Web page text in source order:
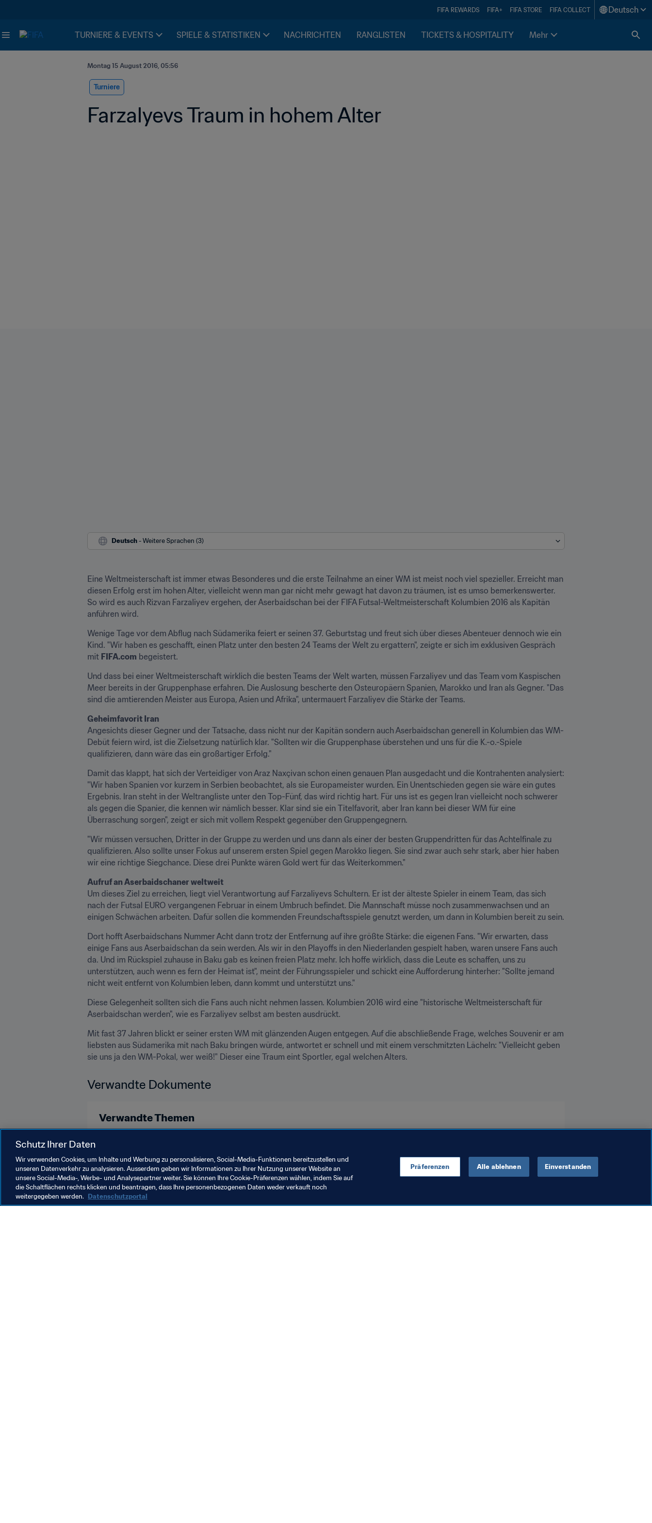
FIFA REWARDS FIFA+ FIFA STORE FIFA COLLECT Deutsch
TURNIERE & EVENTS SPIELE & STATISTIKEN NACHRICHTEN RANGLISTEN TICKETS & HOSPITALITY Mehr
Montag 15 August 2016, 05:56
Turniere
Farzalyevs Traum in hohem Alter
Deutsch - Weitere Sprachen (3)
Eine Weltmeisterschaft ist immer etwas Besonderes und die erste Teilnahme an einer WM ist meist noch viel spezieller. Erreicht man
diesen Erfolg erst im hohen Alter, vielleicht wenn man gar nicht mehr gewagt hat davon zu träumen, ist es umso bemerkenswerter.
So wird es auch Rizvan Farzaliyev ergehen, der Aserbaidschan bei der FIFA Futsal-Weltmeisterschaft Kolumbien 2016 als Kapitän
anführen wird.
Wenige Tage vor dem Abflug nach Südamerika feiert er seinen 37. Geburtstag und freut sich über dieses Abenteuer dennoch wie ein
Kind. "Wir haben es geschafft, einen Platz unter den besten 24 Teams der Welt zu ergattern", zeigte er sich im exklusiven Gespräch
mit FIFA.com begeistert.
Und dass bei einer Weltmeisterschaft wirklich die besten Teams der Welt warten, müssen Farzaliyev und das Team vom Kaspischen
Meer bereits in der Gruppenphase erfahren. Die Auslosung bescherte den Osteuropäern Spanien, Marokko und Iran als Gegner. "Das
sind die amtierenden Meister aus Europa, Asien und Afrika", untermauert Farzaliyev die Stärke der Teams.
Geheimfavorit Iran
Angesichts dieser Gegner und der Tatsache, dass nicht nur der Kapitän sondern auch Aserbaidschan generell in Kolumbien das WM-
Debüt feiern wird, ist die Zielsetzung natürlich klar. "Sollten wir die Gruppenphase überstehen und uns für die K.-o.-Spiele
qualifizieren, dann wäre das ein großartiger Erfolg."
Damit das klappt, hat sich der Verteidiger von Araz Naxçivan schon einen genauen Plan ausgedacht und die Kontrahenten analysiert:
"Wir haben Spanien vor kurzem in Serbien beobachtet, als sie Europameister wurden. Ein Unentschieden gegen sie wäre ein gutes
Ergebnis. Iran steht in der Weltrangliste unter den Top-Fünf, das wird richtig hart. Für uns ist es gegen Iran vielleicht noch schwerer
als gegen die Spanier, die kennen wir nämlich besser. Klar sind sie ein Titelfavorit, aber Iran kann bei dieser WM für eine
Überraschung sorgen", zeigt er sich mit vollem Respekt gegenüber den Gruppengegnern.
"Wir müssen versuchen, Dritter in der Gruppe zu werden und uns dann als einer der besten Gruppendritten für das Achtelfinale zu
qualifizieren. Also sollte unser Fokus auf unserem ersten Spiel gegen Marokko liegen. Sie sind zwar auch sehr stark, aber hier haben
wir eine richtige Siegchance. Diese drei Punkte wären Gold wert für das Weiterkommen."
Aufruf an Aserbaidschaner weltweit
Um dieses Ziel zu erreichen, liegt viel Verantwortung auf Farzaliyevs Schultern. Er ist der älteste Spieler in einem Team, das sich
nach der Futsal EURO vergangenen Februar in einem Umbruch befindet. Die Mannschaft müsse noch zusammenwachsen und an
einigen Schwächen arbeiten. Dafür sollen die kommenden Freundschaftsspiele genutzt werden, um dann in Kolumbien bereit zu sein.
Dort hofft Aserbaidschans Nummer Acht dann trotz der Entfernung auf ihre größte Stärke: die eigenen Fans. "Wir erwarten, dass
einige Fans aus Aserbaidschan da sein werden. Als wir in den Playoffs in den Niederlanden gespielt haben, waren unsere Fans auch
da. Und im Rückspiel zuhause in Baku gab es keinen freien Platz mehr. Ich hoffe wirklich, dass die Leute es schaffen, uns zu
unterstützen, auch wenn es fern der Heimat ist", meint der Führungsspieler und schickt eine Aufforderung hinterher: "Sollte jemand
nicht weit entfernt von Kolumbien leben, dann kommt und unterstützt uns."
Diese Gelegenheit sollten sich die Fans auch nicht nehmen lassen. Kolumbien 2016 wird eine "historische Weltmeisterschaft für
Aserbaidschan werden", wie es Farzaliyev selbst am besten ausdrückt.
Mit fast 37 Jahren blickt er seiner ersten WM mit glänzenden Augen entgegen. Auf die abschließende Frage, welches Souvenir er am
liebsten aus Südamerika mit nach Baku bringen würde, antwortet er schnell und mit einem verschmitzten Lächeln: "Vielleicht geben
sie uns ja den WM-Pokal, wer weiß!" Dieser eine Traum eint Sportler, egal welchen Alters.
Verwandte Dokumente
Verwandte Themen
Schutz Ihrer Daten
Wir verwenden Cookies, um Inhalte und Werbung zu personalisieren, Social-Media-Funktionen bereitzustellen und
unseren Datenverkehr zu analysieren. Ausserdem geben wir Informationen zu Ihrer Nutzung unserer Website an
unsere Social-Media-, Werbe- und Analysepartner weiter. Sie können Ihre Cookie-Präferenzen wählen, indem Sie auf
die Schaltflächen rechts klicken und beantragen, dass Ihre personenbezogenen Daten weder verkauft noch
weitergegeben werden. Datenschutzportal
Präferenzen Alle ablehnen Einverstanden